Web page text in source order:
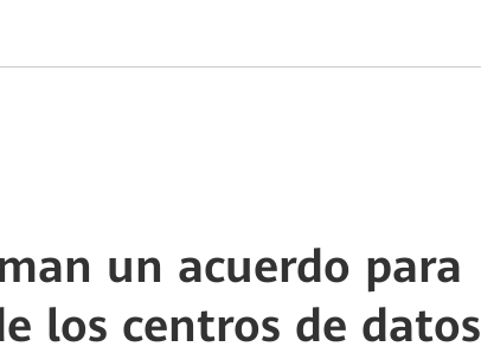
un acuerdo para
los centros de datos